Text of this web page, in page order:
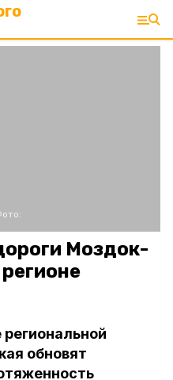
Моздок-
обновят